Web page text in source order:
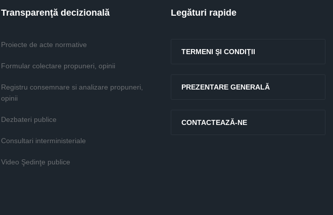
Transparenţă decizională
Proiecte de acte normative
Formular colectare propuneri, opinii
Registru consemnare si analizare propuneri,
opinii
Dezbateri publice
Consultari interministeriale
Video Şedinţe publice
Legături rapide
TERMENI ŞI CONDIŢII
PREZENTARE GENERALĂ
CONTACTEAZĂ-NE